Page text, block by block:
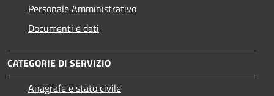
Personale Amministrativo
Documenti e dati
CATEGORIE DI SERVIZIO
Anagrafe e stato civile